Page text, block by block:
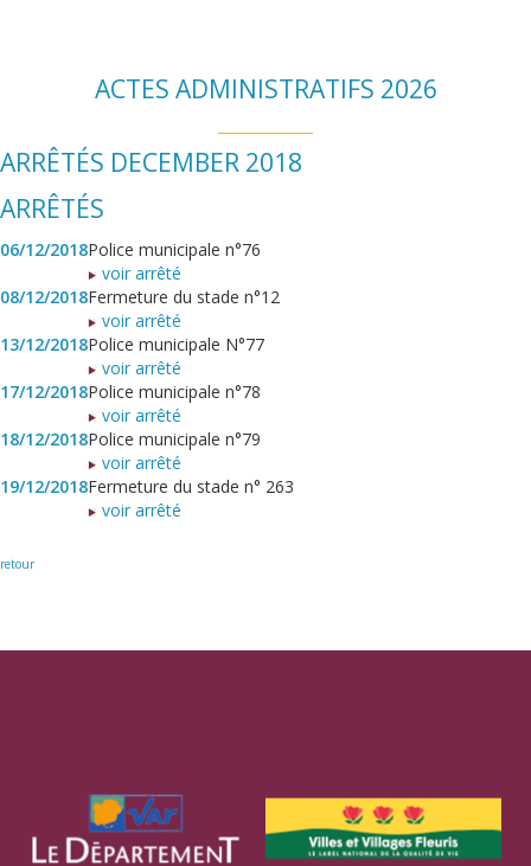
ACTES ADMINISTRATIFS 2026
ARRÊTÉS DECEMBER 2018
ARRÊTÉS
06/12/2018Police municipale n°76
voir arrêté
08/12/2018Fermeture du stade n°12
voir arrêté
13/12/2018Police municipale N°77
voir arrêté
17/12/2018Police municipale n°78
voir arrêté
18/12/2018Police municipale n°79
voir arrêté
19/12/2018Fermeture du stade n° 263
voir arrêté
retour